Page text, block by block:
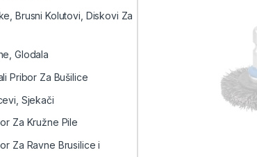
Brusni Kolutovi, Diskovi Za
Glodala
Pribor Za Bušilice
Sjekači
Za Kružne Pile
Za Ravne Brusilice i